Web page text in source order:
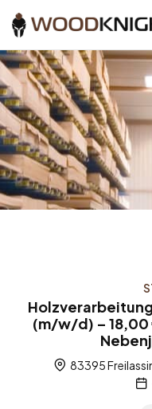
(m/w/d) –
83395